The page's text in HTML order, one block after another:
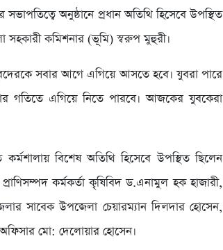
অনুষ্ঠানে প্রধান অতিথি হিসেবে উপস্থিত
সহকারী কমিশনার (ভূমি) স্বরুপ মুহুরী।
সবার আগে এগিয়ে আসতে হবে। যুবরা পারে
গতিতে এগিয়ে নিতে পারবে। আজকের যুবকেরা
বিশেষ অতিথি হিসেবে উপস্থিত ছিলেন
কর্মকর্তা কৃষিবিদ ড.এনামুল হক হাজারী,
সাবেক উপজেলা চেয়ারম্যান দিলদার হোসেন,
মো: দেলোয়ার হোসেন।